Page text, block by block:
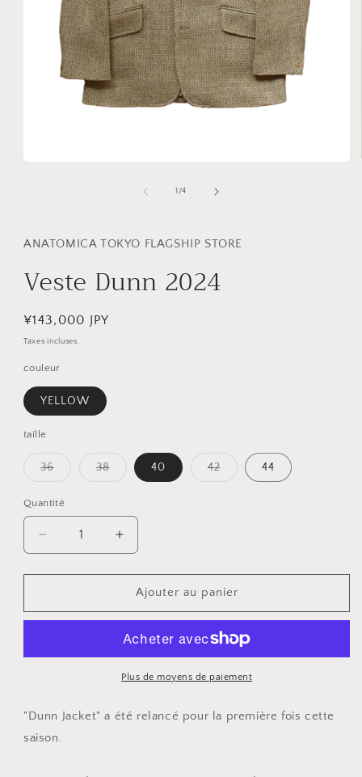
fenêtre
modale
1 /de
4
ANATOMICA TOKYO FLAGSHIP STORE
Veste Dunn 2024
Prix
habituel
¥143,000 JPY
Taxes incluses.
couleur
YELLOW
taille
36Variante
indisponible
38Variante
épuisée
40 42Variante
épuisée
44
Quantité
Quantité
Réduire
la
quantité
Veste
Augmenter
la
quantité
Veste
2024
Ajouter au panier
Plus de moyens de paiement
"Dunn Jacket" a été relancé pour la première fois cette
saison.